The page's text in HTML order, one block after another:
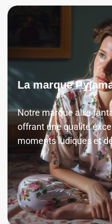
La marque
Notre marque allie
offrant une qualité
moments ludiques et